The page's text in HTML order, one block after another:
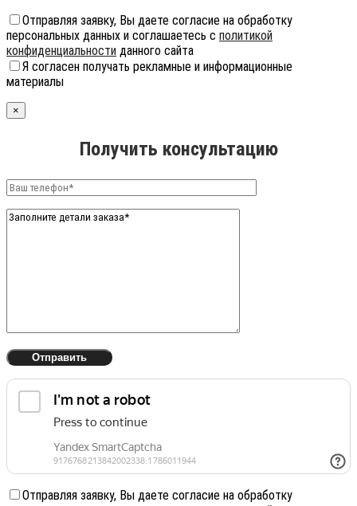
Отправляя заявку, Вы даете согласие на обработку
персональных данных и соглашаетесь с политикой
конфиденциальности данного сайта
Я согласен получать рекламные и информационные
материалы
×
Получить консультацию
Отправляя заявку, Вы даете согласие на обработку